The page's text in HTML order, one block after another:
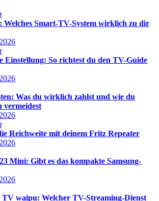
Welches Smart-TV-System wirklich zu dir
Einstellung: So richtest du den TV-Guide
Was du wirklich zahlst und wie du
vermeidest
Reichweite mit deinem Fritz Repeater
Mini: Gibt es das kompakte Samsung-
TV waipu: Welcher TV-Streaming-Dienst